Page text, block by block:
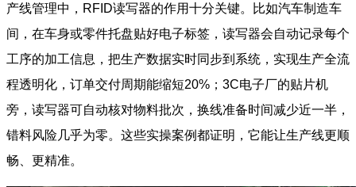
产线管理中，RFID读写器的作用十分关键。比如汽车制造车
间，在车身或零件托盘贴好电子标签，读写器会自动记录每个
工序的加工信息，把生产数据实时同步到系统，实现生产全流
程透明化，订单交付周期能缩短20%；3C电子厂的贴片机
旁，读写器可自动核对物料批次，换线准备时间减少近一半，
错料风险几乎为零。这些实操案例都证明，它能让生产线更顺
畅、更精准。